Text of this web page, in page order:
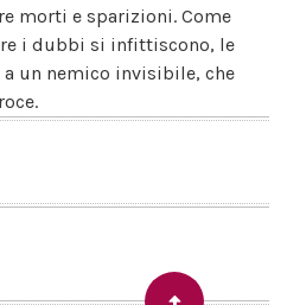
morti e sparizioni. Come
i dubbi si infittiscono, le
un nemico invisibile, che